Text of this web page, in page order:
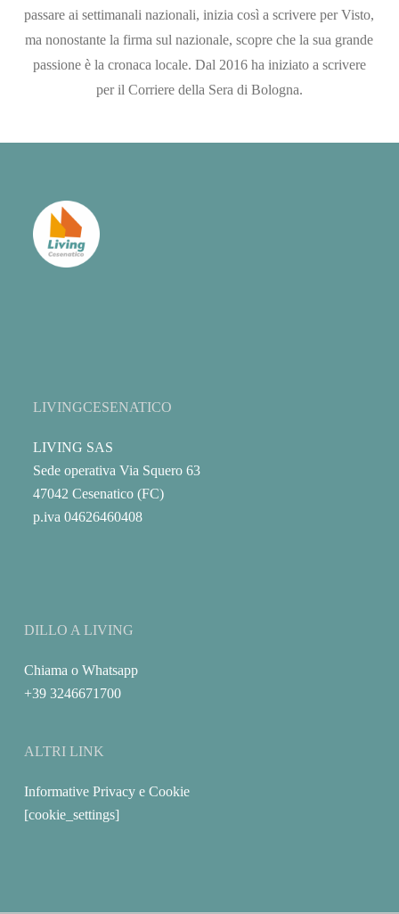
passare ai settimanali nazionali, inizia così a scrivere per Visto,
ma nonostante la firma sul nazionale, scopre che la sua grande
passione è la cronaca locale. Dal 2016 ha iniziato a scrivere
per il Corriere della Sera di Bologna.
LIVINGCESENATICO
LIVING SAS
Sede operativa Via Squero 63
47042 Cesenatico (FC)
p.iva 04626460408
DILLO A LIVING
Chiama o Whatsapp
+39 3246671700
ALTRI LINK
Informative Privacy e Cookie
[cookie_settings]